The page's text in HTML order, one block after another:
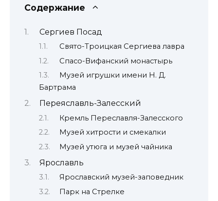
Содержание
Сергиев Посад
Свято-Троицкая Сергиева лавра
Спасо-Вифанский монастырь
Музей игрушки имени Н. Д.
Бартрама
Переяславль-Залесский
Кремль Переславля-Залесского
Музей хитрости и смекалки
Музей утюга и музей чайника
Ярославль
Ярославский музей-заповедник
Парк на Стрелке